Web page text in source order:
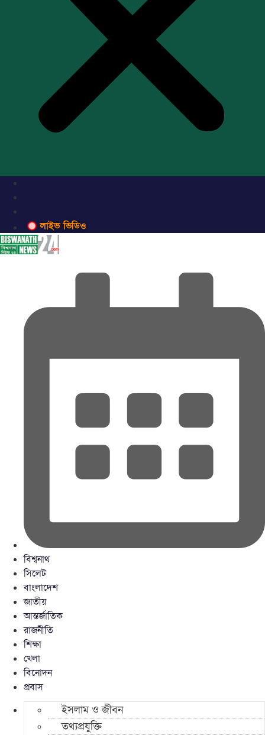
লাইভ ভিডিও
বিশ্বনাথ
সিলেট
বাংলাদেশ
জাতীয়
আন্তর্জাতিক
রাজনীতি
শিক্ষা
খেলা
বিনোদন
প্রবাস
ইসলাম ও জীবন
তথ্যপ্রযুক্তি